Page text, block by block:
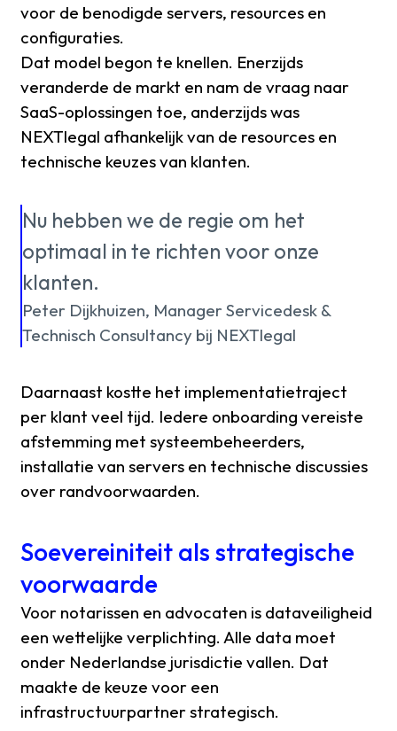
voor de benodigde servers, resources en
configuraties.
Dat model begon te knellen. Enerzijds
veranderde de markt en nam de vraag naar
SaaS-oplossingen toe, anderzijds was
NEXTlegal afhankelijk van de resources en
technische keuzes van klanten.
Nu hebben we de regie om het
optimaal in te richten voor onze
klanten.
Peter Dijkhuizen, Manager Servicedesk &
Technisch Consultancy bij NEXTlegal
Daarnaast kostte het implementatietraject
per klant veel tijd. Iedere onboarding vereiste
afstemming met systeembeheerders,
installatie van servers en technische discussies
over randvoorwaarden.
Soevereiniteit als strategische
voorwaarde
Voor notarissen en advocaten is dataveiligheid
een wettelijke verplichting. Alle data moet
onder Nederlandse jurisdictie vallen. Dat
maakte de keuze voor een
infrastructuurpartner strategisch.